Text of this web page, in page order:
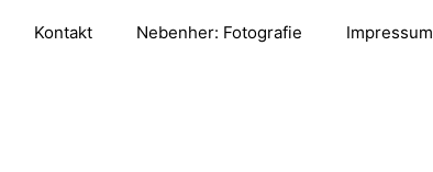
Kontakt Nebenher: Fotografie Impressum